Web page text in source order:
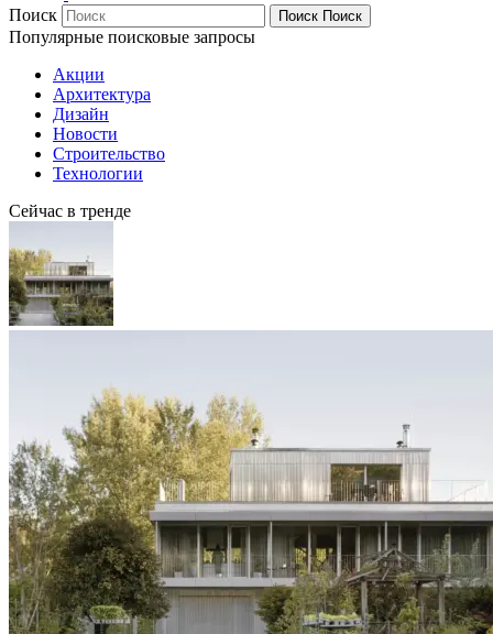
Поиск Поиск Поиск
Популярные поисковые запросы
Акции
Архитектура
Дизайн
Новости
Строительство
Технологии
Сейчас в тренде